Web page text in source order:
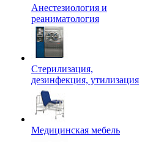
Анестезиология и
реаниматология
Стерилизация,
дезинфекция, утилизация
Медицинская мебель